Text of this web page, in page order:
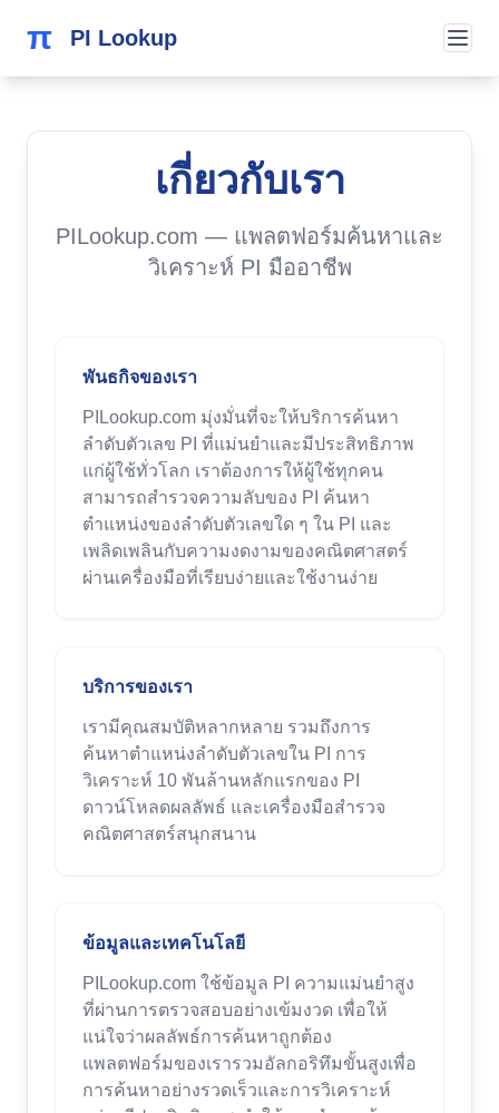
π PI Lookup
เกี่ยวกับเรา
PILookup.com — แพลตฟอร์มค้นหาและ
วิเคราะห์ PI มืออาชีพ
พันธกิจของเรา
PILookup.com มุ่งมั่นที่จะให้บริการค้นหา
ลำดับตัวเลข PI ที่แม่นยำและมีประสิทธิภาพ
แก่ผู้ใช้ทั่วโลก เราต้องการให้ผู้ใช้ทุกคน
สามารถสำรวจความลับของ PI ค้นหา
ตำแหน่งของลำดับตัวเลขใด ๆ ใน PI และ
เพลิดเพลินกับความงดงามของคณิตศาสตร์
ผ่านเครื่องมือที่เรียบง่ายและใช้งานง่าย
บริการของเรา
เรามีคุณสมบัติหลากหลาย รวมถึงการ
ค้นหาตำแหน่งลำดับตัวเลขใน PI การ
วิเคราะห์ 10 พันล้านหลักแรกของ PI
ดาวน์โหลดผลลัพธ์ และเครื่องมือสำรวจ
คณิตศาสตร์สนุกสนาน
ข้อมูลและเทคโนโลยี
PILookup.com ใช้ข้อมูล PI ความแม่นยำสูง
ที่ผ่านการตรวจสอบอย่างเข้มงวด เพื่อให้
แน่ใจว่าผลลัพธ์การค้นหาถูกต้อง
แพลตฟอร์มของเรารวมอัลกอริทึมขั้นสูงเพื่อ
การค้นหาอย่างรวดเร็วและการวิเคราะห์